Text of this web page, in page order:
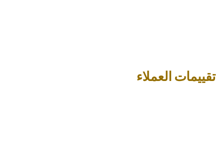
تقييمات العملاء